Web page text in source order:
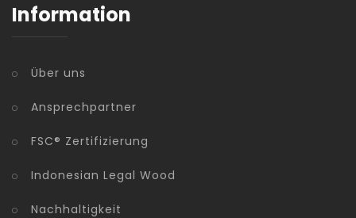
Information
Über uns
Ansprechpartner
FSC® Zertifizierung
Indonesian Legal Wood
Nachhaltigkeit